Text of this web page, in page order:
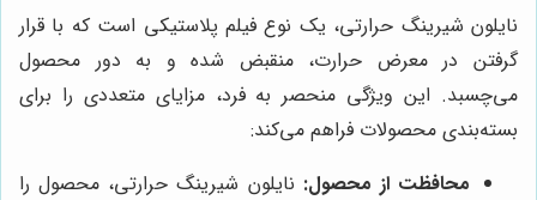
نایلون شیرینگ حرارتی، یک نوع فیلم پلاستیکی است که با قرار
گرفتن در معرض حرارت، منقبض شده و به دور محصول
می‌چسبد. این ویژگی منحصر به فرد، مزایای متعددی را برای
بسته‌بندی محصولات فراهم می‌کند:
محافظت از محصول: نایلون شیرینگ حرارتی، محصول را